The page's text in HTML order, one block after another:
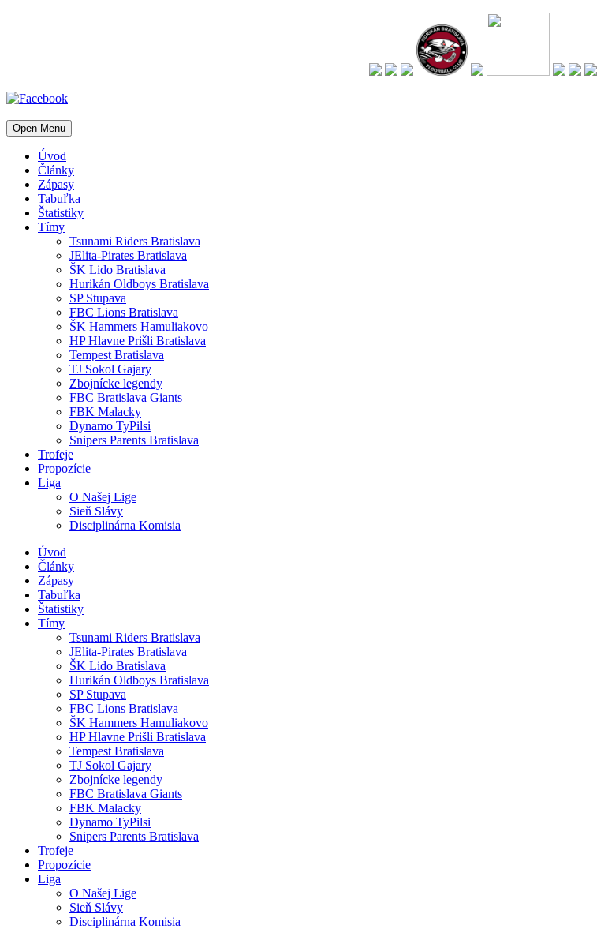
Open Menu
Úvod
Články
Zápasy
Tabuľka
Štatistiky
Tímy
Tsunami Riders Bratislava
JElita-Pirates Bratislava
ŠK Lido Bratislava
Hurikán Oldboys Bratislava
SP Stupava
FBC Lions Bratislava
ŠK Hammers Hamuliakovo
HP Hlavne Prišli Bratislava
Tempest Bratislava
TJ Sokol Gajary
Zbojnícke legendy
FBC Bratislava Giants
FBK Malacky
Dynamo TyPilsi
Snipers Parents Bratislava
Trofeje
Propozície
Liga
O Našej Lige
Sieň Slávy
Disciplinárna Komisia
Úvod
Články
Zápasy
Tabuľka
Štatistiky
Tímy
Tsunami Riders Bratislava
JElita-Pirates Bratislava
ŠK Lido Bratislava
Hurikán Oldboys Bratislava
SP Stupava
FBC Lions Bratislava
ŠK Hammers Hamuliakovo
HP Hlavne Prišli Bratislava
Tempest Bratislava
TJ Sokol Gajary
Zbojnícke legendy
FBC Bratislava Giants
FBK Malacky
Dynamo TyPilsi
Snipers Parents Bratislava
Trofeje
Propozície
Liga
O Našej Lige
Sieň Slávy
Disciplinárna Komisia